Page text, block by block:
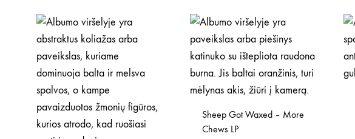
Sheep Got Waxed – More
Chews LP